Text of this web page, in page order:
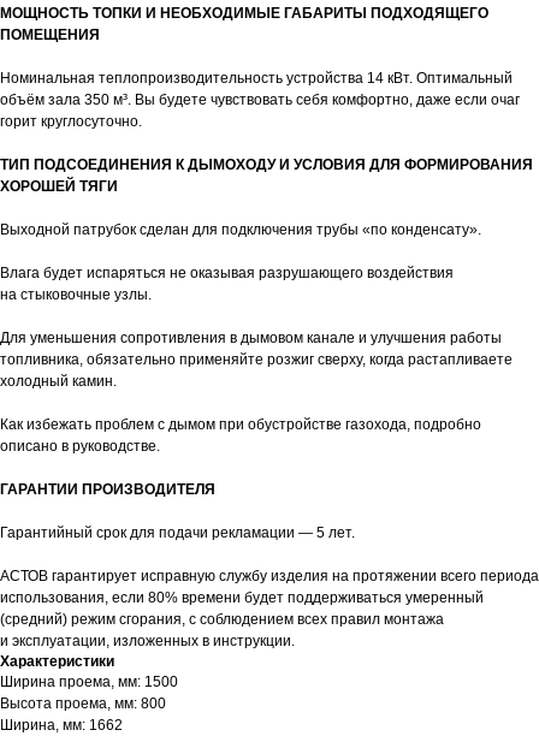
МОЩНОСТЬ ТОПКИ И НЕОБХОДИМЫЕ ГАБАРИТЫ ПОДХОДЯЩЕГО
ПОМЕЩЕНИЯ
Номинальная теплопроизводительность устройства 14 кВт. Оптимальный
объём зала 350 м³. Вы будете чувствовать себя комфортно, даже если очаг
горит круглосуточно.
ТИП ПОДСОЕДИНЕНИЯ К ДЫМОХОДУ И УСЛОВИЯ ДЛЯ ФОРМИРОВАНИЯ
ХОРОШЕЙ ТЯГИ
Выходной патрубок сделан для подключения трубы «по конденсату».
Влага будет испаряться не оказывая разрушающего воздействия
на стыковочные узлы.
Для уменьшения сопротивления в дымовом канале и улучшения работы
топливника, обязательно применяйте розжиг сверху, когда растапливаете
холодный камин.
Как избежать проблем с дымом при обустройстве газохода, подробно
описано в руководстве.
ГАРАНТИИ ПРОИЗВОДИТЕЛЯ
Гарантийный срок для подачи рекламации — 5 лет.
АСТОВ гарантирует исправную службу изделия на протяжении всего периода
использования, если 80% времени будет поддерживаться умеренный
(средний) режим сгорания, с соблюдением всех правил монтажа
и эксплуатации, изложенных в инструкции.
Характеристики
Ширина проема, мм: 1500
Высота проема, мм: 800
Ширина, мм: 1662